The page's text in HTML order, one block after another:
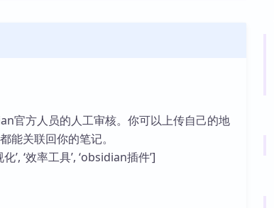
官方人员的人工审核。你可以上传自己的地
能关联回你的笔记。
’, ‘效率工具’, ‘obsidian插件’]